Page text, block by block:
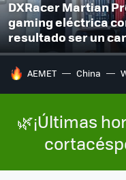
DXRacer Martian
gaming eléctrica
resultado ser un
HOY SE HABLA DE
AEMET China
🌿¡Últimas